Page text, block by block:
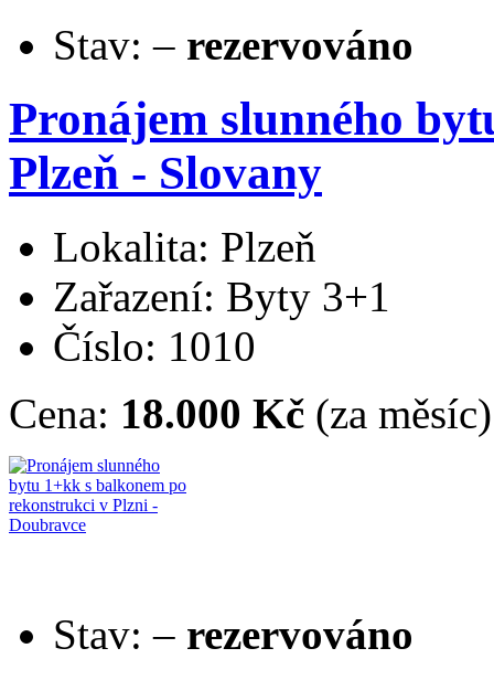
Stav: – rezervováno
Pronájem slunného
Plzeň - Slovany
Lokalita: Plzeň
Zařazení: Byty 3+1
Číslo: 1010
Cena: 18.000 Kč (za měsíc)
Stav: – rezervováno